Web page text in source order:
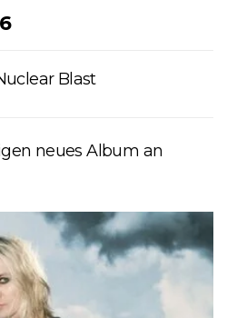
Blast
neues Album an